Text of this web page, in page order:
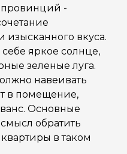
провинций -
вкуса.
себе яркое солнце,
зеленые луга.
навеивать
в помещение,
Основные
обратить
в таком